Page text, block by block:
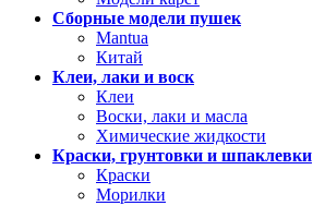
Сборные модели пушек
Mantua
Китай
Клеи, лаки и воск
Клеи
Воски, лаки и масла
Химические жидкости
Краски, грунтовки и шпаклевки
Краски
Морилки